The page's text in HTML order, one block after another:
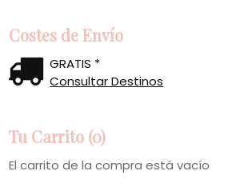
Costes de Envío
GRATIS *
Consultar Destinos
Tu Carrito (0)
El carrito de la compra está vacío